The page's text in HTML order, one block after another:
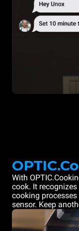
With
cook. It
cooking
sensor. Keep